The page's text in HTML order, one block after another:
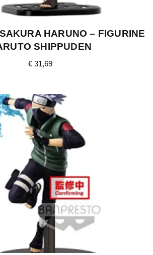
HARUNO – FIGURINE
SHIPPUDEN
€ 31,69